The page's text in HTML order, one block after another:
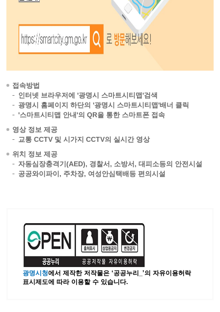
접속방법
인터넷 브라우저에 '광명시 스마트시티맵'검색
광명시 홈페이지 하단의 '광명시 스마트시티맵'배너 클릭
'스마트시티맵 안내'의 QR을 통한 스마트폰 접속
영상 정보 제공
교통 CCTV 및 시가지 CCTV의 실시간 영상
위치 정보 제공
자동심장충격기(AED), 경찰서, 소방서, 대피소등의 안전시설
공공와이파이, 주차장, 여성안심택배등 편의시설
광명시청에서 제작한 저작물은 ‘공공누리_’의 자유이용허락
표시제도에 따라 이용할 수 있습니다.